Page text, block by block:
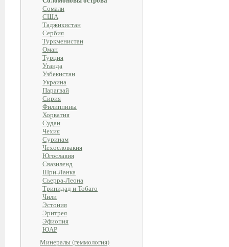
Сомали
США
Таджикистан
Сербия
Туркменистан
Оман
Турция
Уганда
Узбекистан
Украина
Парагвай
Сирия
Филиппины
Хорватия
Судан
Чехия
Суринам
Чехословакия
Югославия
Свазиленд
Шри-Ланка
Сьерра-Леона
Тринидад и Тобаго
Чили
Эстония
Эритрея
Эфиопия
ЮАР
Минералы (геммология)